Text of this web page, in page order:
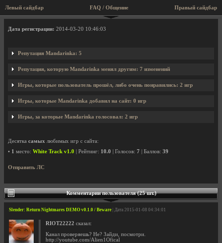
Левый сайдбар Правый сайдбар
FAQ / Общение
Профиль пользователя Mandarinka
Дата регистрации: 2014-03-20 10:46:03
Репутация Mandarinka: 5
Репутация, которую Mandarinka менял другим: 7 изменений
Игры, которые пользователь прошёл, либо очень понравились: 2 игр
Игры, которые Mandarinka добавил на сайт: 0 игр
Игры, за которые Mandarinka голосовал: 2 игр
Десятка самых любимых игр с сайта:
• 1 место: White Track v1.0 | Рейтинг: 10.0 | Голосов: 7 | Баллов: 39
Отправить ЛС
Комментарии пользователя (25 шт.)
Slender: Return Nightmares DEMO v0.1.0 / Beware | Дата 2015-01-08 04:34:01
RIOT22222 сказал:
Канал проверяешь? Не? Зайди, посмотри.
http://youtube.com/Alien1Ofical